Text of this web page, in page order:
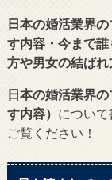
日本の婚活業界
す内容・今まで
方や男女の結ばれ
日本の婚活業界
す内容） につい
ご覧ください！